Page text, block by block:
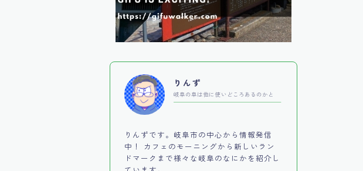
りんず
岐阜の阜は他に使いどころあるのかと
りんずです。岐阜市の中心から情報発信
中！ カフェのモーニングから新しいラン
ドマークまで様々な岐阜のなにかを紹介し